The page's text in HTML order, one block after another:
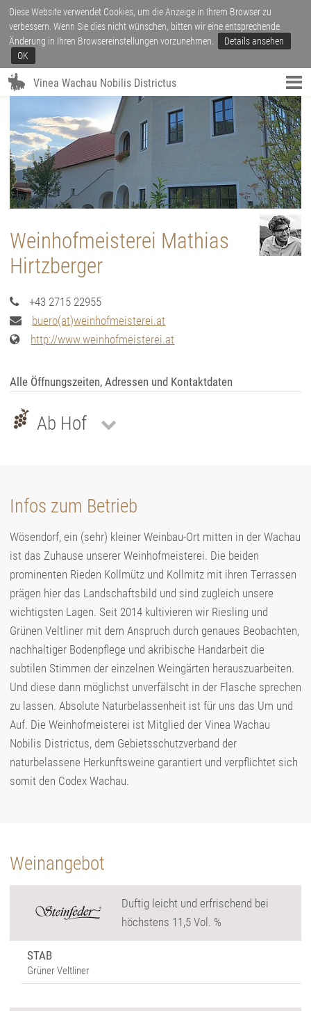
Diese Website verwendet Cookies, um die Anzeige in Ihrem Browser zu
verbessern. Wenn Sie dies nicht wünschen, bitten wir eine entsprechende
Änderung in Ihren Browsereinstellungen vorzunehmen.
Details ansehen
OK
Vinea Wachau Nobilis Districtus
Weinhofmeisterei Mathias
Hirtzberger
+43 2715 22955
buero(at)weinhofmeisterei.at
http://www.weinhofmeisterei.at
Alle Öffnungszeiten, Adressen und Kontaktdaten
Ab Hof
Infos zum Betrieb
Wösendorf, ein (sehr) kleiner Weinbau-Ort mitten in der Wachau
ist das Zuhause unserer Weinhofmeisterei. Die beiden
prominenten Rieden Kollmütz und Kollmitz mit ihren Terrassen
prägen hier das Landschaftsbild und sind zugleich unsere
wichtigsten Lagen. Seit 2014 kultivieren wir Riesling und
Grünen Veltliner mit dem Anspruch durch genaues Beobachten,
nachhaltiger Bodenpflege und akribische Handarbeit die
subtilen Stimmen der einzelnen Weingärten herauszuarbeiten.
Und diese dann möglichst unverfälscht in der Flasche sprechen
zu lassen. Absolute Naturbelassenheit ist für uns das Um und
Auf. Die Weinhofmeisterei ist Mitglied der Vinea Wachau
Nobilis Districtus, dem Gebietsschutzverband der
naturbelassene Herkunftsweine garantiert und verpflichtet sich
somit den Codex Wachau.
Weinangebot
Duftig leicht und erfrischend bei
höchstens 11,5 Vol. %
STAB
Grüner Veltliner